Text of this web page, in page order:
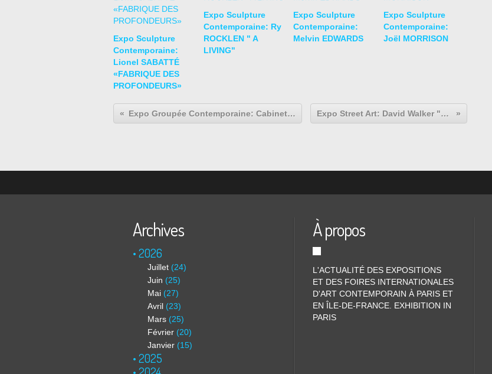
Expo Sculpture
Contemporaine:
Lionel SABATTÉ
«FABRIQUE DES
PROFONDEURS»
Expo Sculpture
Contemporaine: Ry
ROCKLEN " A
LIVING"
Expo Sculpture
Contemporaine:
Melvin EDWARDS
Expo Sculpture
Contemporaine:
Joël MORRISON
Expo Groupée Contemporaine: Cabinet Da-end 03 Expo Street Art: David Walker "Pressure"
Archives
2026
Juillet (24)
Juin (25)
Mai (27)
Avril (23)
Mars (25)
Février (20)
Janvier (15)
2025
À propos
L'ACTUALITÉ DES EXPOSITIONS
ET DES FOIRES INTERNATIONALES
D'ART CONTEMPORAIN À PARIS ET
EN ÎLE-DE-FRANCE. EXHIBITION IN
PARIS